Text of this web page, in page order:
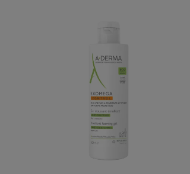
moussant
anti-
grattage